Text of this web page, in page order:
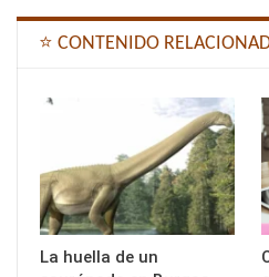
⭐ CONTENIDO
La huella de un